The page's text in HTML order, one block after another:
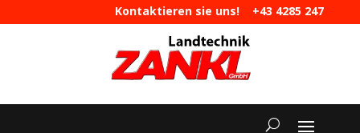
Kontaktieren sie uns! +43 4285 247
|maschinen@landtechnik-zankl.at